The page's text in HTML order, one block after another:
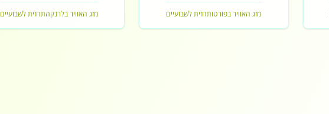
מזג האוויר בפורטותחזית לשבועיים מזג האוויר בלרנקהתחזית לשבועיים